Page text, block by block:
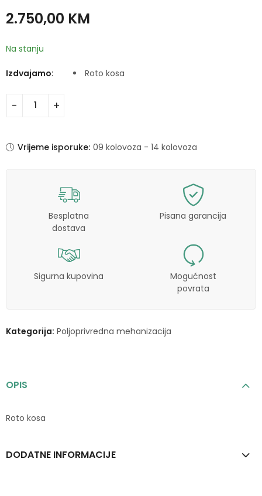
2.750,00 KM
Na stanju
Izdvajamo: Roto kosa
Vrijeme isporuke: 09 kolovoza - 14 kolovoza
Besplatna
dostava
Pisana garancija
Sigurna kupovina
Mogućnost
povrata
Kategorija: Poljoprivredna mehanizacija
OPIS
Roto kosa
DODATNE INFORMACIJE